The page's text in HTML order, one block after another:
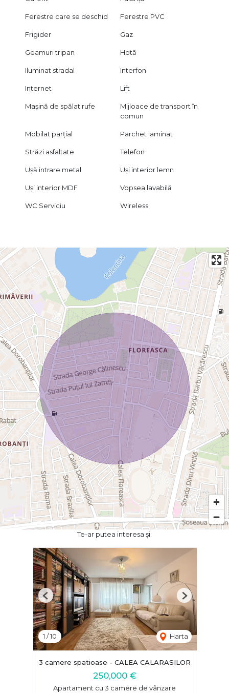
Ferestre care se deschid Ferestre PVC
Frigider Gaz
Geamuri tripan Hotă
Iluminat stradal Interfon
Internet Lift
Mașină de spălat rufe
Mijloace de transport în
comun
Mobilat parțial Parchet laminat
Străzi asfaltate Telefon
Ușă intrare metal Uși interior lemn
Uși interior MDF Vopsea lavabilă
WC Serviciu Wireless
Te-ar putea interesa și:
1 /10 Harta
Previous Next
3 camere spatioase - CALEA CALARASILOR
250,000 €
Apartament cu 3 camere de vânzare